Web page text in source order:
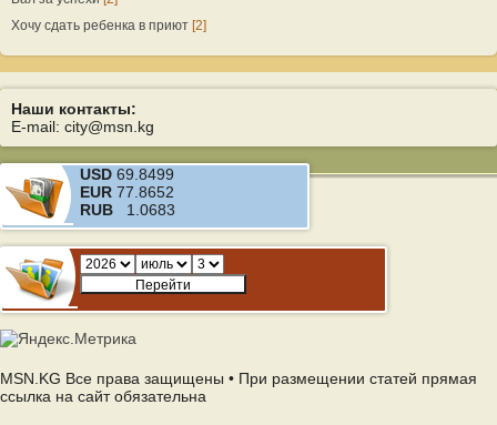
Хочу сдать ребенка в приют [2]
Наши контакты:
E-mail: city@msn.kg
USD 69.8499
EUR 77.8652
RUB 1.0683
MSN.KG Все права защищены • При размещении статей прямая
ссылка на сайт обязательна